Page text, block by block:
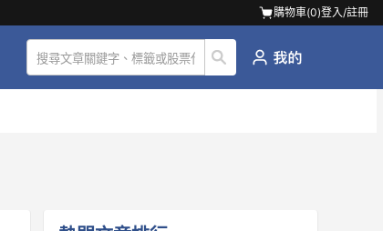
購物車(0)登入/註冊